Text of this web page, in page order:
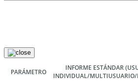
PARÁMETRO
INFORME ESTÁNDAR
INDIVIDUAL/MULTIUSUARIO/